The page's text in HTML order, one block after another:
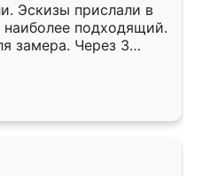
Эскизы прислали в
подходящий.
замера. Через 3
готова. Остались
Ренессанс
работу!